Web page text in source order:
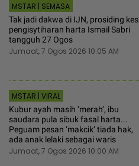
MSTAR | SEMASA
Tak jadi dakwa di IJN, prosiding kes
pengisytiharan harta Ismail Sabri
tangguh 27 Ogos
Jumaat, 7 Ogos 2026 10:05 AM
MSTAR | VIRAL
Kubur ayah masih ‘merah’, ibu
saudara pula sibuk fasal harta...
Peguam pesan ‘makcik’ tiada hak,
ada anak lelaki sebagai waris
Jumaat, 7 Ogos 2026 10:00 AM